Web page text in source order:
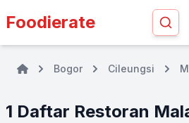
Foodierate
Bogor Cileungsi
1 Daftar Restoran